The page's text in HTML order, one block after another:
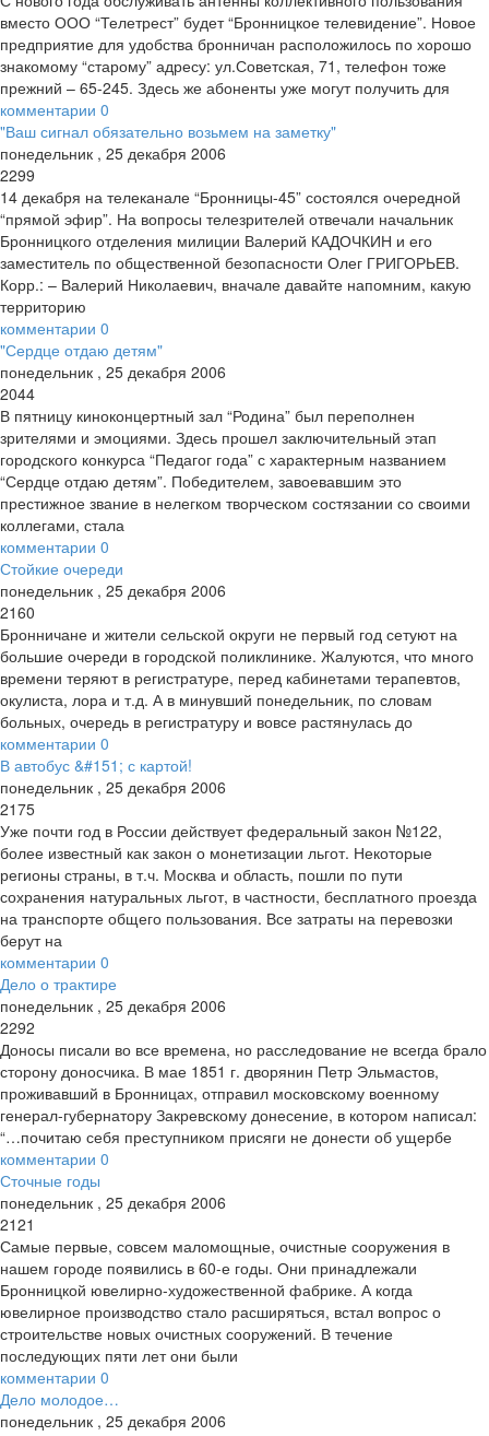
вместо ООО “Телетрест” будет “Бронницкое телевидение”. Новое
предприятие для удобства бронничан расположилось по хорошо
знакомому “старому” адресу: ул.Советская, 71, телефон тоже
прежний – 65-245. Здесь же абоненты уже могут получить для
комментарии 0
"Ваш сигнал обязательно возьмем на заметку"
понедельник , 25 декабря 2006
2299
14 декабря на телеканале “Бронницы-45” состоялся очередной
“прямой эфир”. На вопросы телезрителей отвечали начальник
Бронницкого отделения милиции Валерий КАДОЧКИН и его
заместитель по общественной безопасности Олег ГРИГОРЬЕВ.
Корр.: – Валерий Николаевич, вначале давайте напомним, какую
территорию
комментарии 0
"Сердце отдаю детям"
понедельник , 25 декабря 2006
2044
В пятницу киноконцертный зал “Родина” был переполнен
зрителями и эмоциями. Здесь прошел заключительный этап
городского конкурса “Педагог года” с характерным названием
“Сердце отдаю детям”. Победителем, завоевавшим это
престижное звание в нелегком творческом состязании со своими
коллегами, стала
комментарии 0
Стойкие очереди
понедельник , 25 декабря 2006
2160
Бронничане и жители сельской округи не первый год сетуют на
большие очереди в городской поликлинике. Жалуются, что много
времени теряют в регистратуре, перед кабинетами терапевтов,
окулиста, лора и т.д. А в минувший понедельник, по словам
больных, очередь в регистратуру и вовсе растянулась до
комментарии 0
В автобус &#151; с картой!
понедельник , 25 декабря 2006
2175
Уже почти год в России действует федеральный закон №122,
более известный как закон о монетизации льгот. Некоторые
регионы страны, в т.ч. Москва и область, пошли по пути
сохранения натуральных льгот, в частности, бесплатного проезда
на транспорте общего пользования. Все затраты на перевозки
берут на
комментарии 0
Дело о трактире
понедельник , 25 декабря 2006
2292
Доносы писали во все времена, но расследование не всегда брало
сторону доносчика. В мае 1851 г. дворянин Петр Эльмастов,
проживавший в Бронницах, отправил московскому военному
генерал-губернатору Закревскому донесение, в котором написал:
“…почитаю себя преступником присяги не донести об ущербе
комментарии 0
Сточные годы
понедельник , 25 декабря 2006
2121
Самые первые, совсем маломощные, очистные сооружения в
нашем городе появились в 60-е годы. Они принадлежали
Бронницкой ювелирно-художественной фабрике. А когда
ювелирное производство стало расширяться, встал вопрос о
строительстве новых очистных сооружений. В течение
последующих пяти лет они были
комментарии 0
Дело молодое…
понедельник , 25 декабря 2006